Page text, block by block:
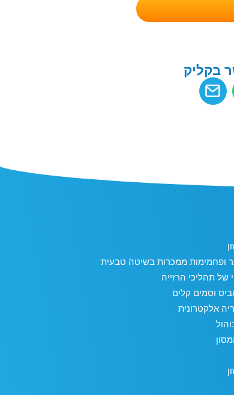
בקליק
ופחמימות ממכרות בשיטה טבעית
של תהליכי הרזייה
וסמים קלים
אלקטרונית